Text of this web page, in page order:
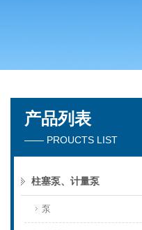
天津琛航科苑科技发展有限公司
产品列表
—— PROUCTS LIST
柱塞泵、计量泵
泵